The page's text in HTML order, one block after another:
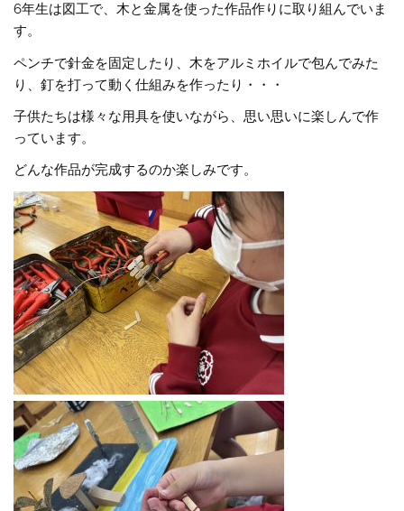
6年生は図工で、木と金属を使った作品作りに取り組んでいま
す。
ペンチで針金を固定したり、木をアルミホイルで包んでみた
り、釘を打って動く仕組みを作ったり・・・
子供たちは様々な用具を使いながら、思い思いに楽しんで作
っています。
どんな作品が完成するのか楽しみです。